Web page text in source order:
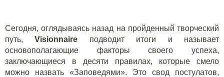
Сегодня, оглядываясь назад на пройденный творческий
путь,Visionnaire подводит итоги и называет
основополагающие факторы своего успеха,
заключающиеся в десяти правилах, которые смело
можно назвать «Заповедями». Это свод постулатов,